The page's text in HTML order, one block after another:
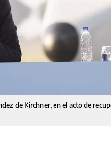
de Kirchner, en el acto de